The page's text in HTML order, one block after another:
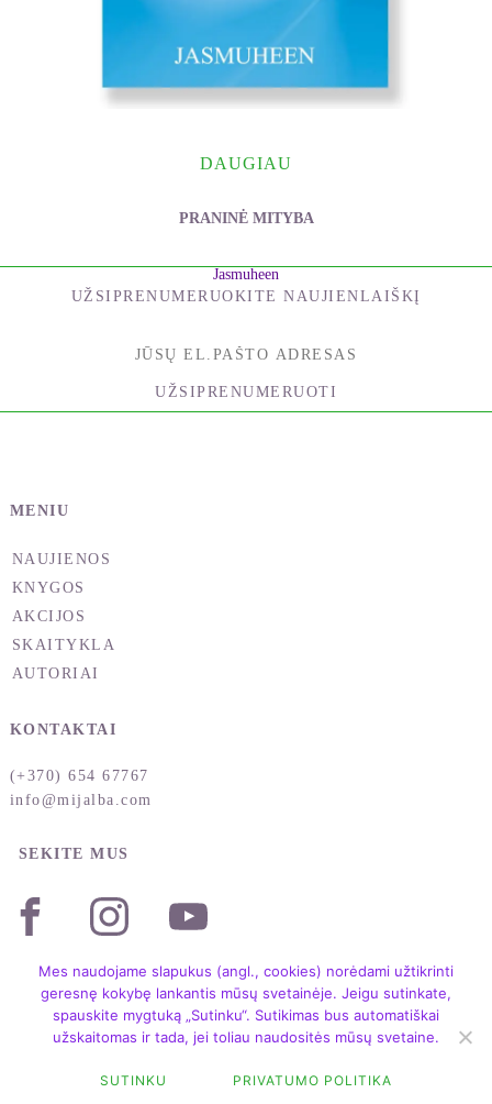
DAUGIAU
PRANINĖ MITYBA
Jasmuheen
UŽSIPRENUMERUOKITE NAUJIENLAIŠKĮ
UŽSIPRENUMERUOTI
MENIU
NAUJIENOS
KNYGOS
AKCIJOS
SKAITYKLA
AUTORIAI
KONTAKTAI
(+370) 654 67767
info@mijalba.com
SEKITE MUS
LEIDYKLA MIJALBA / TAISYKLĖS IR SĄLYGOS
Mes naudojame slapukus (angl., cookies) norėdami užtikrinti
geresnę kokybę lankantis mūsų svetainėje. Jeigu sutinkate,
spauskite mygtuką „Sutinku“. Sutikimas bus automatiškai
užskaitomas ir tada, jei toliau naudositės mūsų svetaine.
SUTINKU PRIVATUMO POLITIKA